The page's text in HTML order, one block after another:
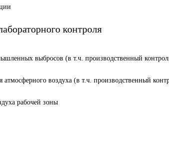
контроля
выбросов (в т.ч. производственный
атмосферного воздуха (в т.ч. производственный
рабочей зоны